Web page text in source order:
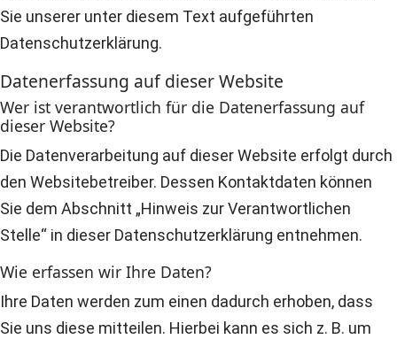
Sie unserer unter diesem Text aufgeführten
Datenschutzerklärung.
Datenerfassung auf dieser Website
Wer ist verantwortlich für die Datenerfassung auf
dieser Website?
Die Datenverarbeitung auf dieser Website erfolgt durch
den Websitebetreiber. Dessen Kontaktdaten können
Sie dem Abschnitt „Hinweis zur Verantwortlichen
Stelle“ in dieser Datenschutzerklärung entnehmen.
Wie erfassen wir Ihre Daten?
Ihre Daten werden zum einen dadurch erhoben, dass
Sie uns diese mitteilen. Hierbei kann es sich z. B. um